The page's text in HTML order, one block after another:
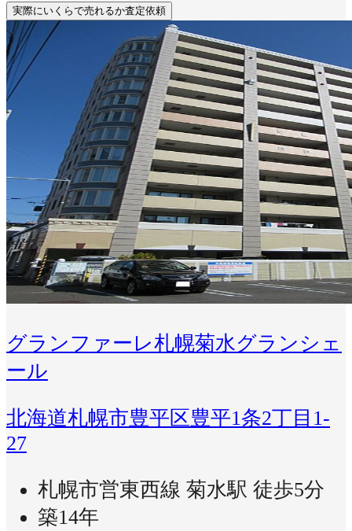
実際にいくらで売れるか査定依頼
グランファーレ札幌菊水グランシェ
ール
北海道札幌市豊平区豊平1条2丁目1-
27
札幌市営東西線 菊水駅 徒歩5分
築14年